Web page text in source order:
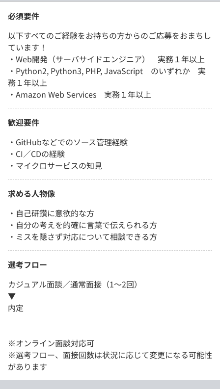
必須要件
以下すべてのご経験をお持ちの方からのご応募をおまちし
ています！
・Web開発（サーバサイドエンジニア） 実務１年以上
・Python2, Python3, PHP, JavaScript のいずれか 実
務１年以上
・Amazon Web Services 実務１年以上
歓迎要件
・GitHubなどでのソース管理経験
・CI／CDの経験
・マイクロサービスの知見
求める人物像
・自己研鑽に意欲的な方
・自分の考えを的確に言葉で伝えられる方
・ミスを隠さず対応について相談できる方
選考フロー
カジュアル面談／通常面接（1～2回）
▼
内定
※オンライン面談対応可
※選考フロー、面接回数は状況に応じて変更になる可能性
があります